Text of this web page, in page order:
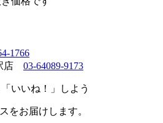
1766
店 03-64089-9173
いいね！」しよう
をお届けします。